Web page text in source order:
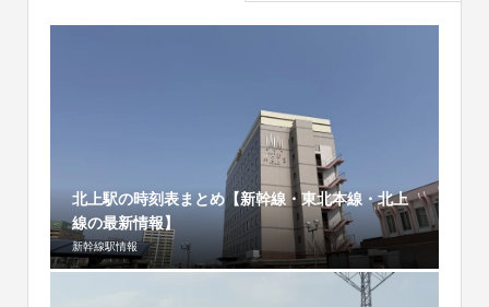
北上駅の時刻表まとめ【新幹線・東北本線・北上
線の最新情報】
新幹線駅情報